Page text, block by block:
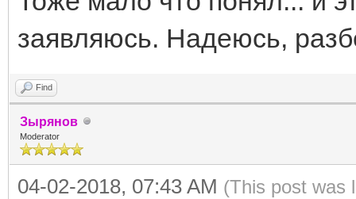
заявляюсь. Надеюсь,
Find
Зырянов
Moderator
04-02-2018, 07:43 AM (This post was